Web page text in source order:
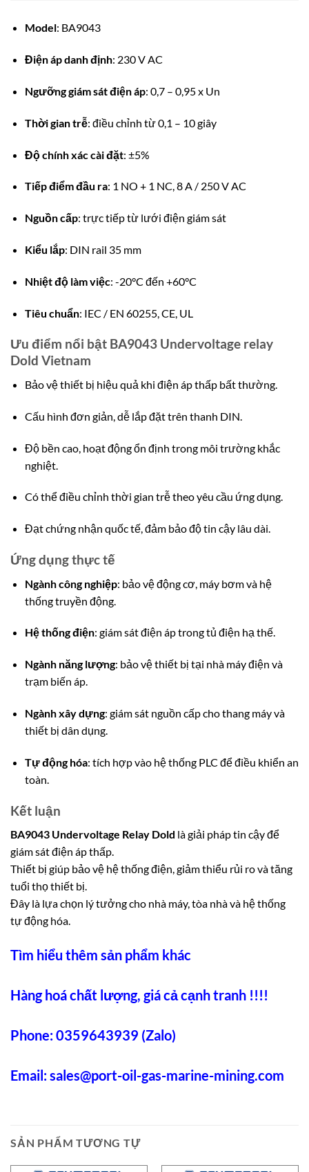
Model: BA9043
Điện áp danh định: 230 V AC
Ngưỡng giám sát điện áp: 0,7 – 0,95 x Un
Thời gian trễ: điều chỉnh từ 0,1 – 10 giây
Độ chính xác cài đặt: ±5%
Tiếp điểm đầu ra: 1 NO + 1 NC, 8 A / 250 V AC
Nguồn cấp: trực tiếp từ lưới điện giám sát
Kiểu lắp: DIN rail 35 mm
Nhiệt độ làm việc: -20°C đến +60°C
Tiêu chuẩn: IEC / EN 60255, CE, UL
Ưu điểm nổi bật BA9043 Undervoltage relay
Dold Vietnam
Bảo vệ thiết bị hiệu quả khi điện áp thấp bất thường.
Cấu hình đơn giản, dễ lắp đặt trên thanh DIN.
Độ bền cao, hoạt động ổn định trong môi trường khắc
nghiệt.
Có thể điều chỉnh thời gian trễ theo yêu cầu ứng dụng.
Đạt chứng nhận quốc tế, đảm bảo độ tin cậy lâu dài.
Ứng dụng thực tế
Ngành công nghiệp: bảo vệ động cơ, máy bơm và hệ
thống truyền động.
Hệ thống điện: giám sát điện áp trong tủ điện hạ thế.
Ngành năng lượng: bảo vệ thiết bị tại nhà máy điện và
trạm biến áp.
Ngành xây dựng: giám sát nguồn cấp cho thang máy và
thiết bị dân dụng.
Tự động hóa: tích hợp vào hệ thống PLC để điều khiển an
toàn.
Kết luận
BA9043 Undervoltage Relay Dold là giải pháp tin cậy để
giám sát điện áp thấp.
Thiết bị giúp bảo vệ hệ thống điện, giảm thiểu rủi ro và tăng
tuổi thọ thiết bị.
Đây là lựa chọn lý tưởng cho nhà máy, tòa nhà và hệ thống
tự động hóa.
Tìm hiểu thêm sản phẩm khác
Hàng hoá chất lượng, giá cả cạnh tranh !!!!
Phone: 0359643939 (Zalo)
Email:sales@port-oil-gas-marine-mining.com
SẢN PHẨM TƯƠNG TỰ